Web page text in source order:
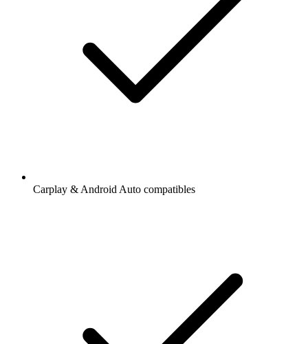
Carplay & Android Auto compatibles